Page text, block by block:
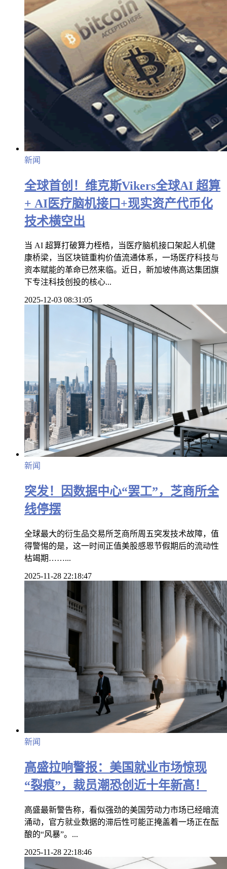
新闻
全球首创！维克斯Vikers全球AI 超算
+ AI医疗脑机接口+现实资产代币化
技术横空出
当 AI 超算打破算力桎梏，当医疗脑机接口架起人机健
康桥梁，当区块链重构价值流通体系，一场医疗科技与
资本赋能的革命已然来临。近日，新加坡伟高达集团旗
下专注科技创投的核心...
2025-12-03 08:31:05
新闻
突发！因数据中心“罢工”，芝商所全
线停摆
全球最大的衍生品交易所芝商所周五突发技术故障，值
得警惕的是，这一时间正值美股感恩节假期后的流动性
枯竭期……...
2025-11-28 22:18:47
新闻
高盛拉响警报：美国就业市场惊现
“裂痕”，裁员潮恐创近十年新高！
高盛最新警告称，看似强劲的美国劳动力市场已经暗流
涌动，官方就业数据的滞后性可能正掩盖着一场正在酝
酿的“风暴”。...
2025-11-28 22:18:46